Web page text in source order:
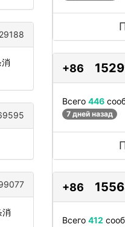
消
+86
Всего 446
7 дней назад
+86
Всего 412